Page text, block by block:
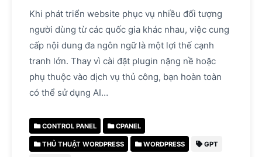
Khi phát triển website phục vụ nhiều đối tượng
người dùng từ các quốc gia khác nhau, việc cung
cấp nội dung đa ngôn ngữ là một lợi thế cạnh
tranh lớn. Thay vì cài đặt plugin nặng nề hoặc
phụ thuộc vào dịch vụ thủ công, bạn hoàn toàn
có thể sử dụng AI…
CONTROL PANEL CPANEL
THỦ THUẬT WORDPRESS WORDPRESS GPT